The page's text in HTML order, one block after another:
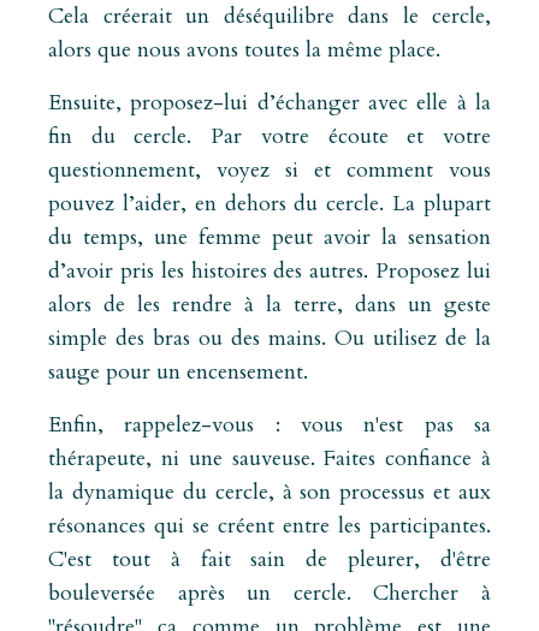
Cela créerait un déséquilibre dans le cercle,
alors que nous avons toutes la même place.
Ensuite, proposez-lui d’échanger avec elle à la
fin du cercle. Par votre écoute et votre
questionnement, voyez si et comment vous
pouvez l’aider, en dehors du cercle. La plupart
du temps, une femme peut avoir la sensation
d’avoir pris les histoires des autres. Proposez lui
alors de les rendre à la terre, dans un geste
simple des bras ou des mains. Ou utilisez de la
sauge pour un encensement.
Enfin, rappelez-vous : vous n'est pas sa
thérapeute, ni une sauveuse. Faites confiance à
la dynamique du cercle, à son processus et aux
résonances qui se créent entre les participantes.
C'est tout à fait sain de pleurer, d'être
bouleversée après un cercle. Chercher à